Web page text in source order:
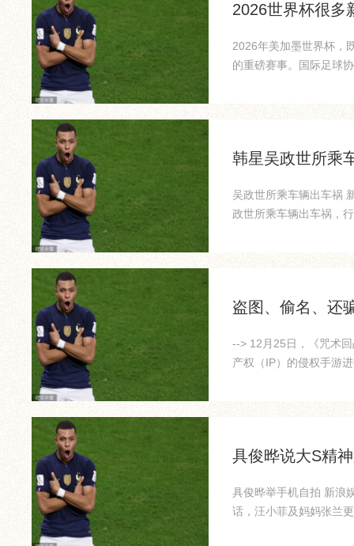
2026世界杯很多
2026年美加墨世界杯，
的重磅赛事。国际足球
韩星吴政世所乘
吴政世所乘车辆出车祸
政世所乘车辆出车祸，
盗图、偷名、还
--> 12月25日，《咒术
产权（IP）的侵权手游
具俊晔说大S精
具俊晔举手机自拍 新浪
话，汪小菲及妈妈张兰